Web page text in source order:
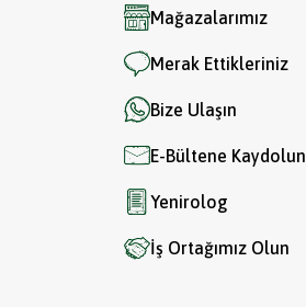
Mağazalarımız
Merak Ettikleriniz
Bize Ulaşın
E-Bültene Kaydolun
Yenirolog
İş Ortağımız Olun